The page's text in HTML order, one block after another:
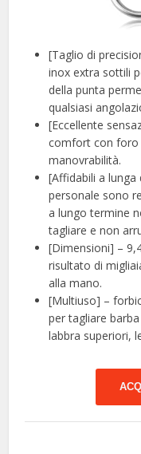
[Taglio di
inox extra sottili
della punta
qualsiasi
[Eccellente
comfort con foro
manovrabilità.
[Affidabili a
personale sono
a lungo termine
tagliare e non
[Dimensioni] –
risultato di
alla mano.
[Multiuso] –
per tagliare
labbra superiori,